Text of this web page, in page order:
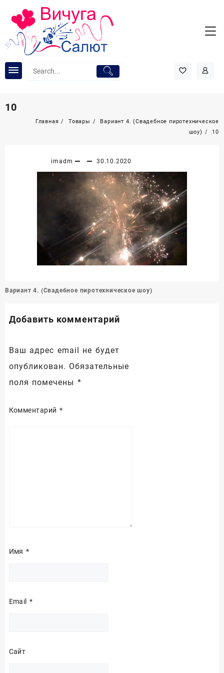
содержимому
10
Главная Товары
Вариант 4. (Свадебное пиротехническое
шоу)
10
imadm 30.10.2020
Навигация
Вариант 4. (Свадебное пиротехническое шоу)
Добавить комментарий
Ваш адрес email не будет
опубликован. Обязательные
поля помечены *
Комментарий *
Имя*
Email *
Сайт